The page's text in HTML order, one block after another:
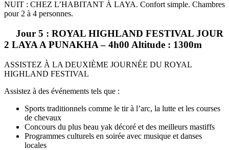
NUIT : CHEZ L’HABITANT À LAYA. Confort simple. Chambres
pour 2 à 4 personnes.
Jour 5 : ROYAL HIGHLAND FESTIVAL JOUR
2 LAYA A PUNAKHA – 4h00 Altitude : 1300m
ASSISTEZ À LA DEUXIÈME JOURNÉE DU ROYAL
HIGHLAND FESTIVAL
Assistez à des événements tels que :
Sports traditionnels comme le tir à l’arc, la lutte et les courses
de chevaux
Concours du plus beau yak décoré et des meilleurs mastiffs
Programmes culturels en soirée avec musique et danses
locales